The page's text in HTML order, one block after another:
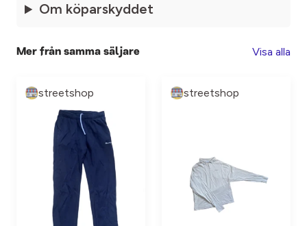
Om köparskyddet
Mer från samma säljare Visa alla
streetshop streetshop